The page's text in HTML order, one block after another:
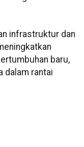
infrastruktur dan
baru,
dalam rantai